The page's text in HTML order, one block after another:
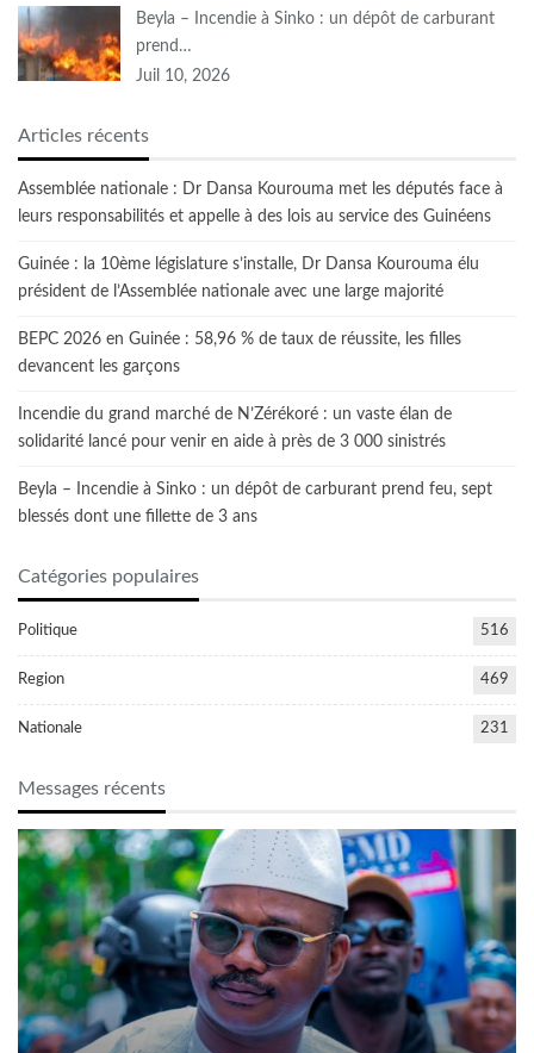
Beyla – Incendie à Sinko : un dépôt de carburant
prend…
Juil 10, 2026
Articles récents
Assemblée nationale : Dr Dansa Kourouma met les députés face à
leurs responsabilités et appelle à des lois au service des Guinéens
Guinée : la 10ème législature s’installe, Dr Dansa Kourouma élu
président de l’Assemblée nationale avec une large majorité
BEPC 2026 en Guinée : 58,96 % de taux de réussite, les filles
devancent les garçons
Incendie du grand marché de N’Zérékoré : un vaste élan de
solidarité lancé pour venir en aide à près de 3 000 sinistrés
Beyla – Incendie à Sinko : un dépôt de carburant prend feu, sept
blessés dont une fillette de 3 ans
Catégories populaires
Politique 516
Region 469
Nationale 231
Messages récents